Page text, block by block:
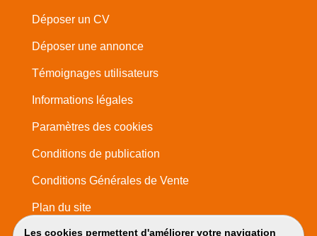
Les cookies permettent d'améliorer votre navigation
Déposer un CV
Déposer une annonce
Témoignages utilisateurs
Informations légales
Paramètres des cookies
Conditions de publication
Conditions Générales de Vente
Plan du site